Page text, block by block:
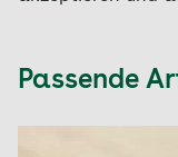
Passende